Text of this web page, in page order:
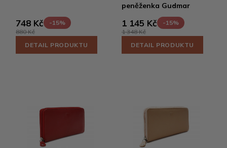
748 Kč
-15%
880 Kč
DETAIL PRODUKTU
peněženka Gudmar
1 145 Kč
-15%
1 348 Kč
DETAIL PRODUKTU